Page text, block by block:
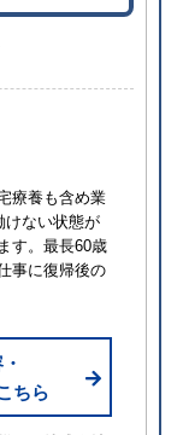
療養も含め業
けない状態が
す。最長60歳
事に復帰後の
ちら